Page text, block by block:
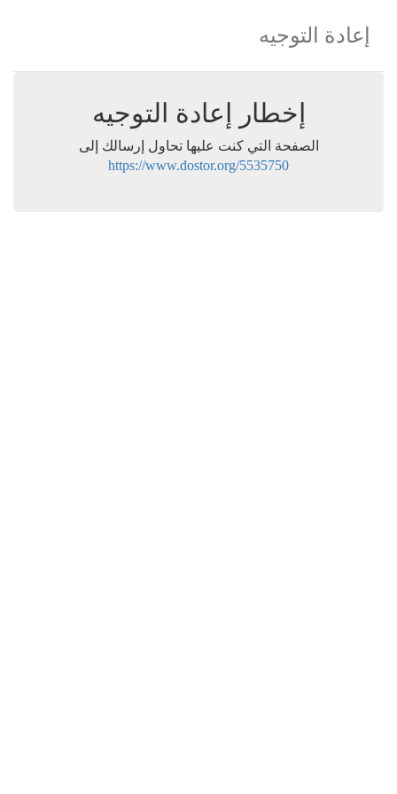
إعادة التوجيه
إخطار إعادة التوجيه
الصفحة التي كنت عليها تحاول إرسالك إلى
https://www.dostor.org/5535750